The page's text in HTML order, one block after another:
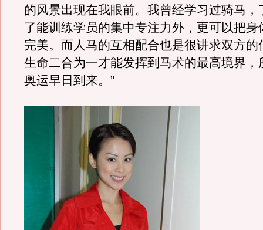
的风景出现在我眼前。我曾经学习过骑马，
了能训练学员的集中专注力外，更可以把身
完美。而人马的互相配合也是很讲求双方的
生命二合为一才能发挥到马术的最高境界，
奥运早日到来。”